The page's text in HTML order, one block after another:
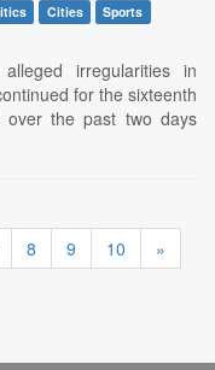
Cities
Sports
irregularities in
for the sixteenth
the past two days
8 9 10
»